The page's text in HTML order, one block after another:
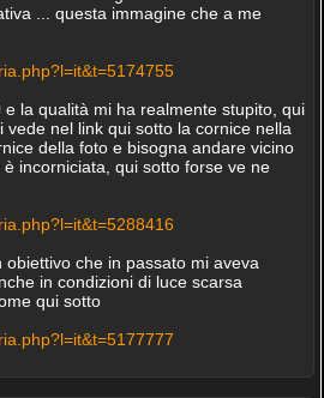
... questa immagine che a me
la qualità mi ha realmente stupito, qui
nel link qui sotto la cornice nella
della foto e bisogna andare vicino
incorniciata, qui sotto forse ve ne
che in passato mi aveva
in condizioni di luce scarsa
qui sotto